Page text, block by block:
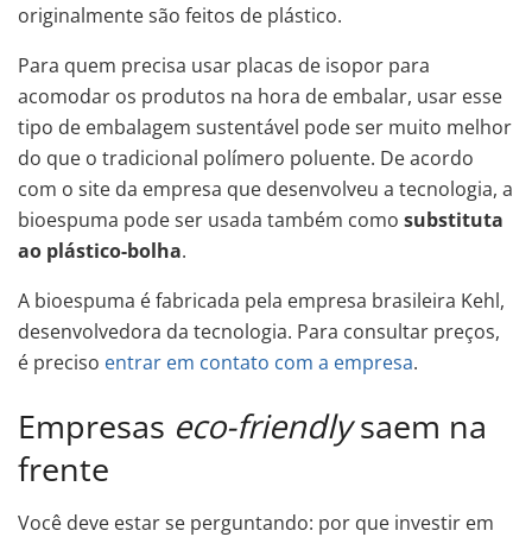
originalmente são feitos de plástico.
Para quem precisa usar placas de isopor para
acomodar os produtos na hora de embalar, usar esse
tipo de embalagem sustentável pode ser muito melhor
do que o tradicional polímero poluente. De acordo
com o site da empresa que desenvolveu a tecnologia, a
bioespuma pode ser usada também como substituta
ao plástico-bolha.
A bioespuma é fabricada pela empresa brasileira Kehl,
desenvolvedora da tecnologia. Para consultar preços,
é preciso entrar em contato com a empresa.
Empresas eco-friendlysaem na
frente
Você deve estar se perguntando: por que investir em